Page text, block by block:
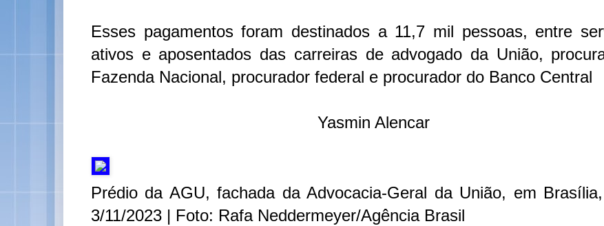
Esses pagamentos foram destinados a 11,7 mil pessoas, entre
ativos e aposentados das carreiras de advogado da União,
Fazenda Nacional, procurador federal e procurador do Banco Central
Yasmin Alencar
Prédio da AGU, fachada da Advocacia-Geral da União, em
3/11/2023 | Foto: Rafa Neddermeyer/Agência Brasil